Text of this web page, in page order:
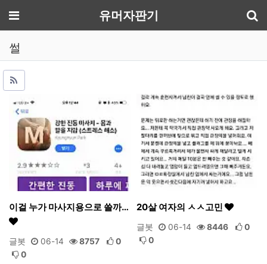
메뉴 유머자판기
썰
이걸 누가 마사지용으로 쓸까…
글봇 06-14 8757
0
0
20살 여자의 ㅅㅅ고민
글봇 06-14 8446
0
0